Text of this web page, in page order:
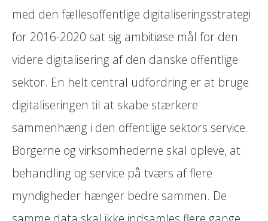
med den fællesoffentlige digitaliseringsstrategi
for 2016-2020 sat sig ambitiøse mål for den
videre digitalisering af den danske offentlige
sektor. En helt central udfordring er at bruge
digitaliseringen til at skabe stærkere
sammenhæng i den offentlige sektors service.
Borgerne og virksomhederne skal opleve, at
behandling og service på tværs af flere
myndigheder hænger bedre sammen. De